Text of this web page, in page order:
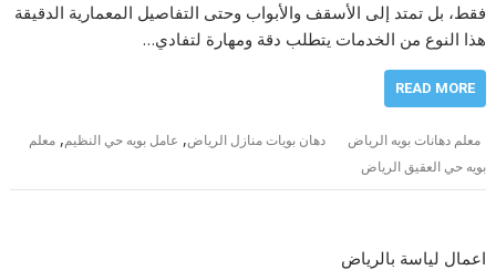
فقط، بل تمتد إلى الأسقف والأبواب وحتى التفاصيل المعمارية الدقيقة
هذا النوع من الخدمات يتطلب دقة ومهارة لتفادي…
READ MORE
معلم دهانات بويه الرياض دهان بويات منازل الرياض, عامل بويه حي النظيم,معلم
بويه حي العقيق الرياض
اعمال لياسة بالرياض